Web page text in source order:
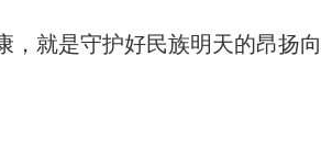
就是守护好民族明天的昂扬向